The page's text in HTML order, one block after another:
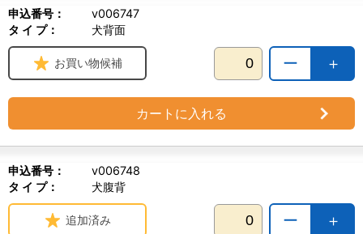
申込番号：
v006747
タ イ プ：
犬背面
＋
ー
お買い物候補
カートに入れる
申込番号：
v006748
タ イ プ：
犬腹背
＋
ー
追加済み